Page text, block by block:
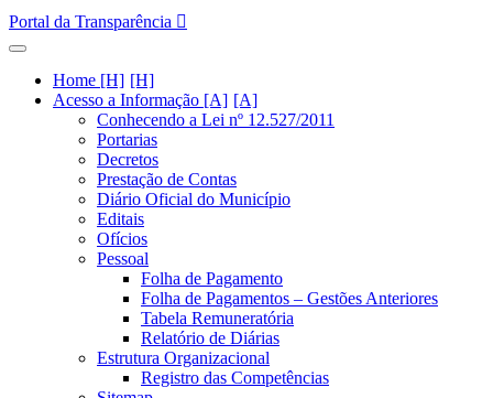
Portal da Transparência
Home [H]
Acesso a Informação [A]
Conhecendo a Lei nº 12.527/2011
Portarias
Decretos
Prestação de Contas
Diário Oficial do Município
Editais
Ofícios
Pessoal
Folha de Pagamento
Folha de Pagamentos – Gestões Anteriores
Tabela Remuneratória
Relatório de Diárias
Estrutura Organizacional
Registro das Competências